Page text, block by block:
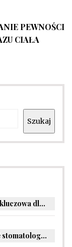
PEWNOŚCI
CIAŁA
Szukaj
Czym jest rehabilitacja i dlaczego jest kluczowa dla powrotu do zdrowia?
Dlaczego warto regularnie odwiedzać stomatologa?